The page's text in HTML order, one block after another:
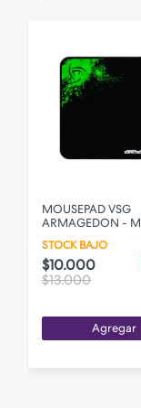
MOUSEPAD VSG
ARMAGEDON - M
STOCK BAJO
$10.000
$13.000
Agregar